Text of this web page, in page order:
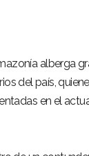
alberga
del país,
en el